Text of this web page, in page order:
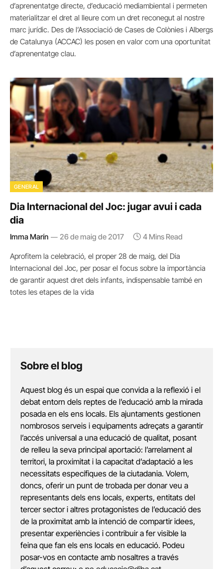
d’aprenentatge directe, d’educació mediambiental i permeten
materialitzar el dret al lleure com un dret reconegut al nostre
marc jurídic. Des de l’Associació de Cases de Colònies i Albergs
de Catalunya (ACCAC) les posen en valor com una oportunitat
d’aprenentatge clau.
GENERAL
Dia Internacional del Joc: jugar avui i cada
dia
Imma Marín 26 de maig de 2017 4 Mins Read
Aprofitem la celebració, el proper 28 de maig, del Dia
Internacional del Joc, per posar el focus sobre la importància
de garantir aquest dret dels infants, indispensable també en
totes les etapes de la vida
Sobre el blog
Aquest blog és un espai que convida a la reflexió i el
debat entorn dels reptes de l’educació amb la mirada
posada en els ens locals. Els ajuntaments gestionen
nombrosos serveis i equipaments adreçats a garantir
l’accés universal a una educació de qualitat, posant
de relleu la seva principal aportació: l’arrelament al
territori, la proximitat i la capacitat d’adaptació a les
necessitats específiques de la ciutadania. Volem,
doncs, oferir un punt de trobada per donar veu a
representants dels ens locals, experts, entitats del
tercer sector i altres protagonistes de l’educació des
de la proximitat amb la intenció de compartir idees,
presentar experiències i contribuir a fer visible la
feina que fan els ens locals en educació. Podeu
posar-vos en contacte amb nosaltres a través